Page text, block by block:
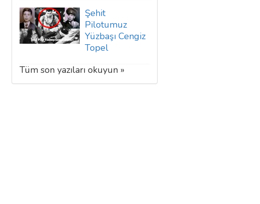
Şehit
Pilotumuz
Yüzbaşı Cengiz
Topel
Tüm son yazıları okuyun »